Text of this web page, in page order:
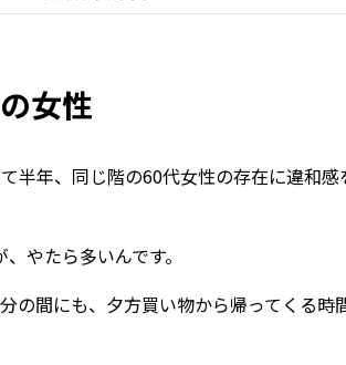
女性
半年、同じ階の60代女性の存在に違和感
やたら多いんです。
の間にも、夕方買い物から帰ってくる時